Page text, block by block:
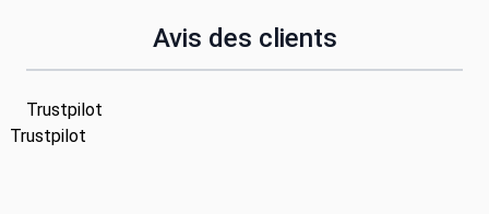
Avis des clients
Trustpilot
Trustpilot